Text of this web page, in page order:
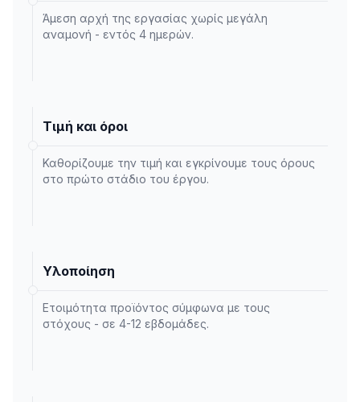
Άμεση αρχή της εργασίας χωρίς μεγάλη
αναμονή - εντός 4 ημερών.
Τιμή και όροι
Καθορίζουμε την τιμή και εγκρίνουμε τους όρους
στο πρώτο στάδιο του έργου.
Υλοποίηση
Ετοιμότητα προϊόντος σύμφωνα με τους
στόχους - σε 4-12 εβδομάδες.